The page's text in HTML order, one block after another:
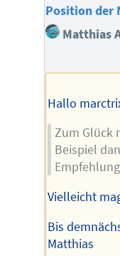
Position der
Matthias
Hallo
Zum Glück
Beispiel
Vielleicht
Bis
Matthias